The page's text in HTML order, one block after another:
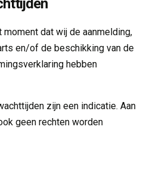
dat wij de aanmelding,
en/of de beschikking van de
hebben
zijn een indicatie. Aan
geen rechten worden